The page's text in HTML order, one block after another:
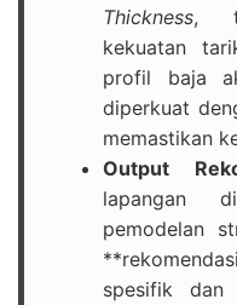
Thickness,
kekuatan
profil baja
diperkuat
memastikan
Output
lapangan
pemodelan
spesifik dan